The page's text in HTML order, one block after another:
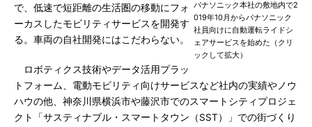
パナソニック本社の敷地内で2
019年10月からパナソニック
社員向けに自動運転ライドシ
ェアサービスを始めた（クリ
ックして拡大）
で、低速で短距離の生活圏の移動にフォ
ーカスしたモビリティサービスを開発す
る。車両の自社開発にはこだわらない。
ロボティクス技術やデータ活用プラッ
トフォーム、電動モビリティ向けサービスなど社内の実績やノウ
ハウの他、神奈川県横浜市や藤沢市でのスマートシティプロジェ
クト「サスティナブル・スマートタウン（SST）」での街づくり